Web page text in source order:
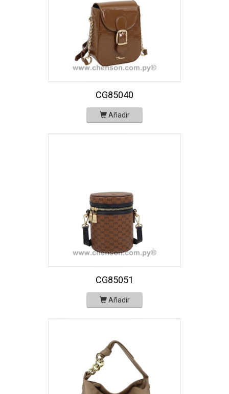
CG85040
Añadir
CG85051
Añadir